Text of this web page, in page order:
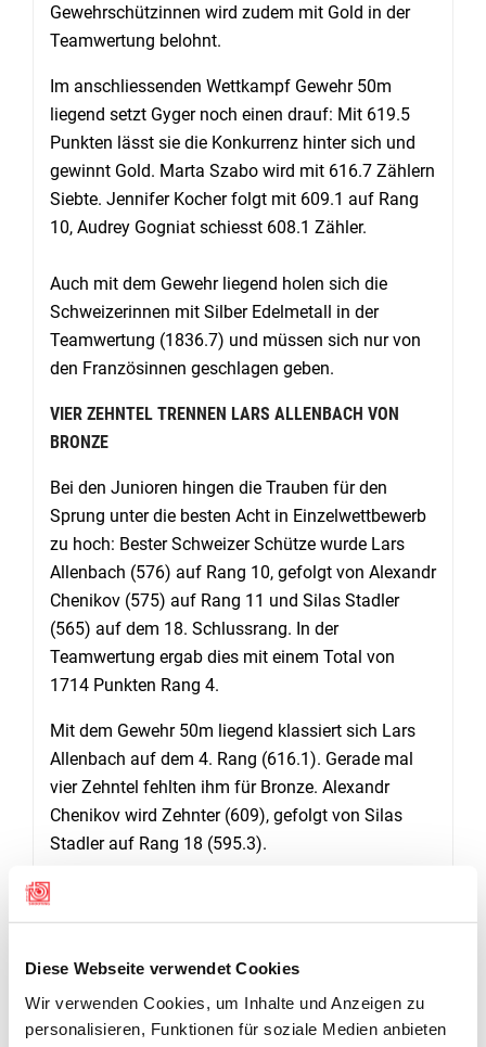
Diese Webseite verwendet Cookies
Wir verwenden Cookies, um Inhalte und Anzeigen zu
personalisieren, Funktionen für soziale Medien anbieten
Gewehrschützinnen wird zudem mit Gold in der
Teamwertung belohnt.
Im anschliessenden Wettkampf Gewehr 50m
liegend setzt Gyger noch einen drauf: Mit 619.5
Punkten lässt sie die Konkurrenz hinter sich und
gewinnt Gold. Marta Szabo wird mit 616.7 Zählern
Siebte. Jennifer Kocher folgt mit 609.1 auf Rang
10, Audrey Gogniat schiesst 608.1 Zähler.
Auch mit dem Gewehr liegend holen sich die
Schweizerinnen mit Silber Edelmetall in der
Teamwertung (1836.7) und müssen sich nur von
den Französinnen geschlagen geben.
VIER ZEHNTEL TRENNEN LARS ALLENBACH VON
BRONZE
Bei den Junioren hingen die Trauben für den
Sprung unter die besten Acht in Einzelwettbewerb
zu hoch: Bester Schweizer Schütze wurde Lars
Allenbach (576) auf Rang 10, gefolgt von Alexandr
Chenikov (575) auf Rang 11 und Silas Stadler
(565) auf dem 18. Schlussrang. In der
Teamwertung ergab dies mit einem Total von
1714 Punkten Rang 4.
Mit dem Gewehr 50m liegend klassiert sich Lars
Allenbach auf dem 4. Rang (616.1). Gerade mal
vier Zehntel fehlten ihm für Bronze. Alexandr
Chenikov wird Zehnter (609), gefolgt von Silas
Stadler auf Rang 18 (595.3).
Schweizer für Auftakt-Jubel im Schweizer Lager:
auf Rang 6 und schafft die Final-Quali. Jannis